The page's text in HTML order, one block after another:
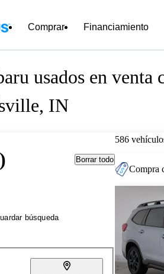
Comprar Financiamiento
usados en venta
IN
Borrar todo
búsqueda
586
Compra